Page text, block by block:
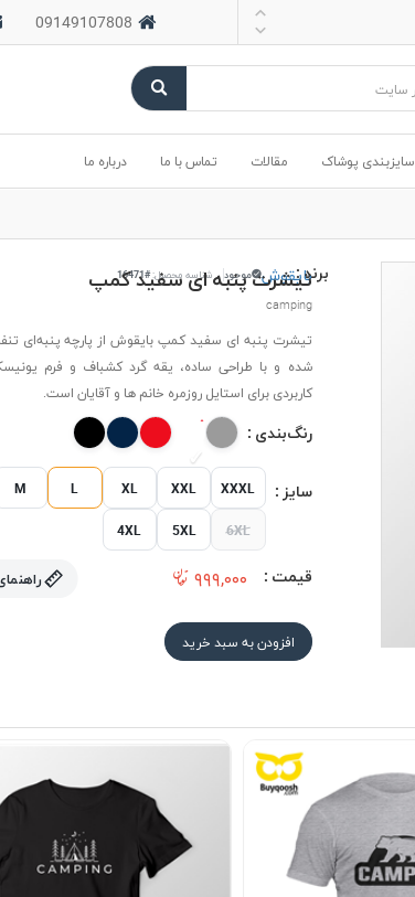
09149107808
سایزبندی پوشاک مقالات تماس با ما درباره ما
تیشرت پنبه ای سفید کمپ
camping
برند :بایقوش موجود شناسه محصول:#16471
تیشرت پنبه ای سفید کمپ بایقوش از پارچه پنبه‌ای
شده و با طراحی ساده، یقه گرد کشباف و فرم
کاربردی برای استایل روزمره خانم ها و آقایان است.
رنگ‌بندی :
سایز : M L XL XXL XXXL
4XL 5XL 6XL
قیمت : ۹۹۹,۰۰۰
افزودن به سبد خرید